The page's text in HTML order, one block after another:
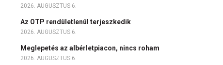
2026. AUGUSZTUS 6.
Az OTP rendületlenül terjeszkedik
2026. AUGUSZTUS 6.
Meglepetés az albérletpiacon, nincs roham
2026. AUGUSZTUS 6.